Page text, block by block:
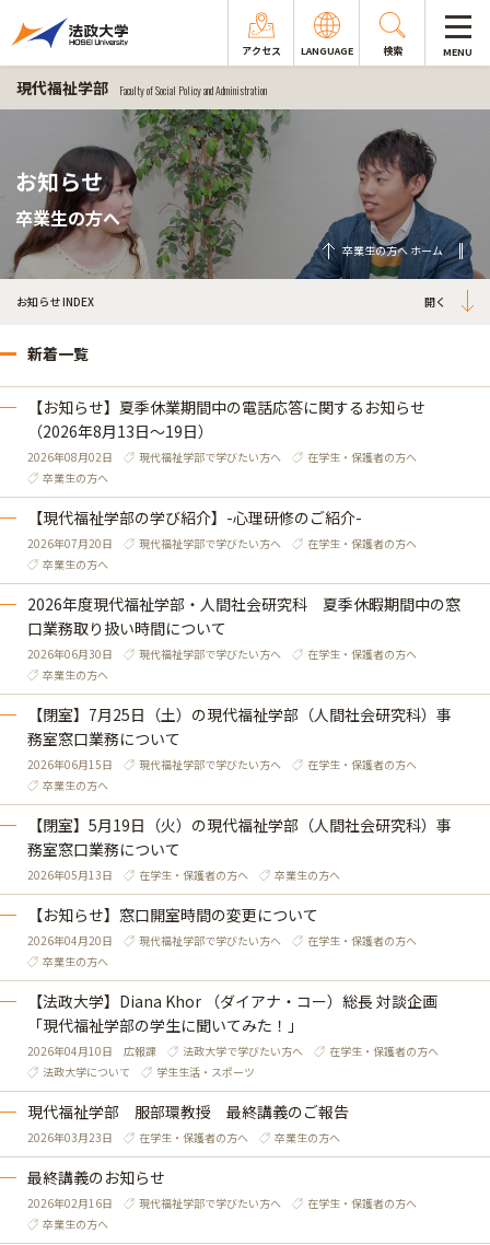
アクセス LANGUAGE 検索 MENU
現代福祉学部 Faculty of Social Policy and Administration
お知らせ
卒業生の方へ
卒業生の方へ ホーム
お知らせ INDEX
新着一覧
【お知らせ】夏季休業期間中の電話応答に関するお知らせ
（2026年8月13日～19日）
2026年08月02日 現代福祉学部で学びたい方へ
在学生・保護者の方へ
卒業生の方へ
【現代福祉学部の学び紹介】-心理研修のご紹介-
2026年07月20日 現代福祉学部で学びたい方へ
在学生・保護者の方へ
卒業生の方へ
2026年度現代福祉学部・人間社会研究科 夏季休暇期間中の窓
口業務取り扱い時間について
2026年06月30日 現代福祉学部で学びたい方へ
在学生・保護者の方へ
卒業生の方へ
【閉室】7月25日（土）の現代福祉学部（人間社会研究科）事
務室窓口業務について
2026年06月15日 現代福祉学部で学びたい方へ
在学生・保護者の方へ
卒業生の方へ
【閉室】5月19日（火）の現代福祉学部（人間社会研究科）事
務室窓口業務について
2026年05月13日 在学生・保護者の方へ 卒業生の方へ
【お知らせ】窓口開室時間の変更について
2026年04月20日 現代福祉学部で学びたい方へ
在学生・保護者の方へ
卒業生の方へ
【法政大学】Diana Khor （ダイアナ・コー）総長 対談企画
「現代福祉学部の学生に聞いてみた！」
2026年04月10日 広報課 法政大学で学びたい方へ
在学生・保護者の方へ
法政大学について
学生生活・スポーツ
現代福祉学部 服部環教授 最終講義のご報告
2026年03月23日 在学生・保護者の方へ 卒業生の方へ
最終講義のお知らせ
2026年02月16日 現代福祉学部で学びたい方へ
在学生・保護者の方へ
卒業生の方へ